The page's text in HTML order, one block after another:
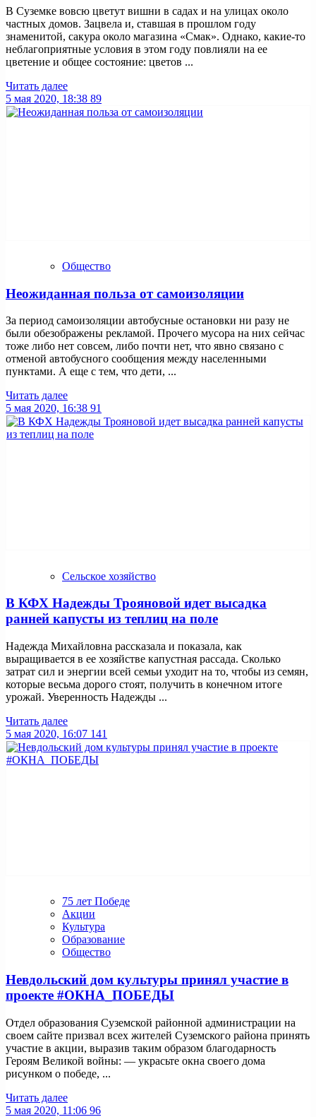
В Суземке вовсю цветут вишни в садах и на улицах около
частных домов. Зацвела и, ставшая в прошлом году
знаменитой, сакура около магазина «Смак». Однако, какие-то
неблагоприятные условия в этом году повлияли на ее
цветение и общее состояние: цветов ...
Читать далее
5 мая 2020, 18:38 89
Общество
Неожиданная польза от самоизоляции
За период самоизоляции автобусные остановки ни разу не
были обезображены рекламой. Прочего мусора на них сейчас
тоже либо нет совсем, либо почти нет, что явно связано с
отменой автобусного сообщения между населенными
пунктами. А еще с тем, что дети, ...
Читать далее
5 мая 2020, 16:38 91
Сельское хозяйство
В КФХ Надежды Трояновой идет высадка
ранней капусты из теплиц на поле
Надежда Михайловна рассказала и показала, как
выращивается в ее хозяйстве капустная рассада. Сколько
затрат сил и энергии всей семьи уходит на то, чтобы из семян,
которые весьма дорого стоят, получить в конечном итоге
урожай. Уверенность Надежды ...
Читать далее
5 мая 2020, 16:07 141
75 лет Победе
Акции
Культура
Образование
Общество
Невдольский дом культуры принял участие в
проекте #ОКНА_ПОБЕДЫ
Отдел образования Суземской районной администрации на
своем сайте призвал всех жителей Суземского района принять
участие в акции, выразив таким образом благодарность
Героям Великой войны: — украсьте окна своего дома
рисунком о победе, ...
Читать далее
5 мая 2020, 11:06 96